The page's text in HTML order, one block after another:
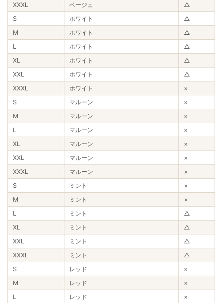
XXXL
ベージュ
△
S
ホワイト
△
M
ホワイト
△
L
ホワイト
△
XL
ホワイト
△
XXL
ホワイト
△
XXXL
ホワイト
×
S
マルーン
×
M
マルーン
×
L
マルーン
×
XL
マルーン
×
XXL
マルーン
×
XXXL
マルーン
×
S
ミント
×
M
ミント
×
L
ミント
△
XL
ミント
△
XXL
ミント
△
XXXL
ミント
△
S
レッド
×
M
レッド
×
L
レッド
×